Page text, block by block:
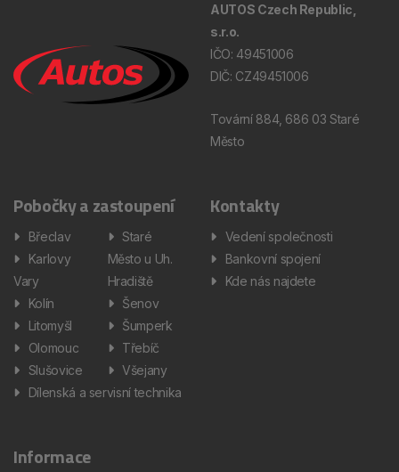
AUTOS Czech Republic,
s.r.o.
IČO: 49451006
DIČ: CZ49451006
Tovární 884, 686 03 Staré
Město
Pobočky a zastoupení
Břeclav
Karlovy
Vary
Kolín
Litomyšl
Olomouc
Slušovice
Staré
Město u Uh.
Hradiště
Šenov
Šumperk
Třebíč
Všejany
Dílenská a servisní technika
Kontakty
Vedení společnosti
Bankovní spojení
Kde nás najdete
Informace